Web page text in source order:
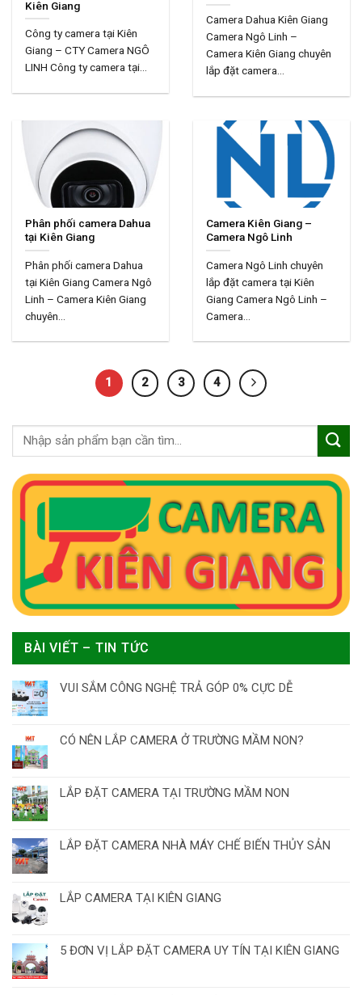
BÀI VIẾT – TIN TỨC
VUI SẮM CÔNG NGHỆ TRẢ GÓP 0% CỰC DỄ
CÓ NÊN LẮP CAMERA Ở TRƯỜNG MẦM NON?
LẮP ĐẶT CAMERA TẠI TRƯỜNG MẦM NON
LẮP ĐẶT CAMERA NHÀ MÁY CHẾ BIẾN THỦY SẢN
LẮP CAMERA TẠI KIÊN GIANG
5 ĐƠN VỊ LẮP ĐẶT CAMERA UY TÍN TẠI KIÊN GIANG
Kiên Giang
Công ty camera tại Kiên
Giang – CTY Camera NGÔ
LINH Công ty camera tại...
Camera Dahua Kiên Giang
Camera Ngô Linh –
Camera Kiên Giang chuyên
lắp đặt camera...
Phân phối camera Dahua
tại Kiên Giang
Phân phối camera Dahua
tại Kiên Giang Camera Ngô
Linh – Camera Kiên Giang
chuyên...
Camera Kiên Giang –
Camera Ngô Linh
Camera Ngô Linh chuyên
lắp đặt camera tại Kiên
Giang Camera Ngô Linh –
Camera...
1 2 3 4